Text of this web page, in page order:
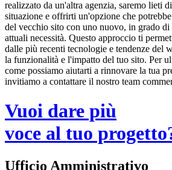
realizzato da un'altra agenzia, saremo lieti
situazione e offrirti un'opzione che
del vecchio sito con uno nuovo, in grado
attuali necessità. Questo approccio ti
dalle più recenti tecnologie e tendenze del
la funzionalità e l'impatto del tuo sito. Per
come possiamo aiutarti a rinnovare la tua
invitiamo a contattare il nostro team
Vuoi dare più
voce al tuo
Ufficio Amministrativo